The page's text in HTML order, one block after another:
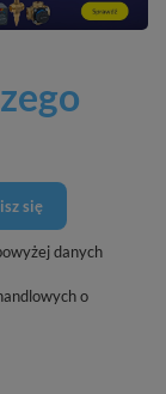
się
danych
o